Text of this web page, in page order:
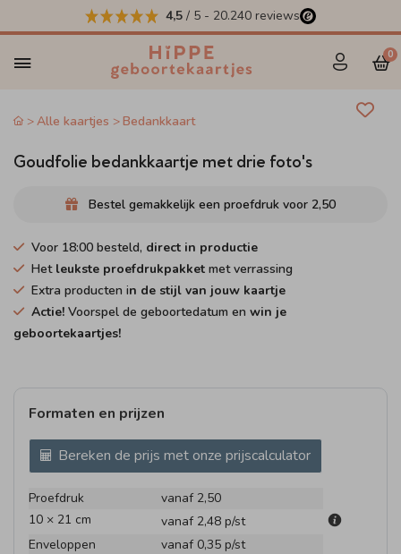
4,5 / 5 - 20.240 reviews
0
Alle kaartjes Bedankkaart
Goudfolie bedankkaartje met drie foto's
Bestel gemakkelijk een proefdruk voor 2,50
Voor 18:00 besteld, direct in productie
Het leukste proefdrukpakket met verrassing
Extra producten in de stijl van jouw kaartje
Actie! Voorspel de geboortedatum en win je
geboortekaartjes!
Formaten en prijzen
Bereken de prijs met onze prijscalculator
Proefdruk
vanaf 2,50
10 × 21 cm
vanaf 2,48 p/st
Enveloppen
vanaf 0,35 p/st